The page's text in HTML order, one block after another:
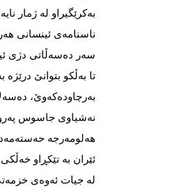
بەکرێگیراو لە ژمار
ناسنامەی ئینسانی
سەر دەسەڵاتی دژی
تا بەڵکو بتوانێ‌ درێژە
بەرچاودەکەوێ‌،
نەشیاوی جاسوس
هەلومەرجە
ئێران بە تێکڕاو
لە جیات ئەوەی